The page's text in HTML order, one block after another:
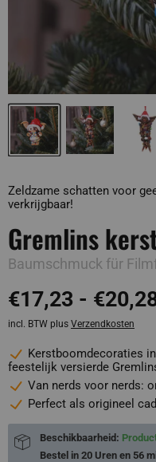
Zeldzame schatten voor
verkrijgbaar!
Gremlins
Baumschmuck für
€17,23 -
incl. BTW plus Verzendkosten
Kerstboomdecoraties
feestelijk versierde
Van nerds voor nerds:
Perfect als origineel
Beschikbaarheid:
Bestel in 20 Uren en 56